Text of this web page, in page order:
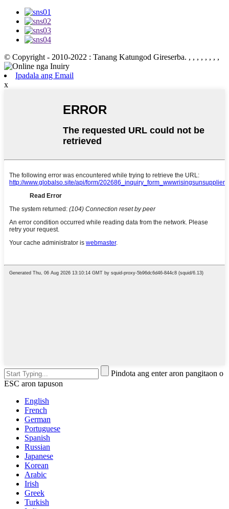
© Copyright - 2010-2022 : Tanang Katungod Gireserba. , , , , , , , ,
Ipadala ang Email
x
Pindota ang enter aron pangitaon o
ESC aron tapuson
English
French
German
Portuguese
Spanish
Russian
Japanese
Korean
Arabic
Irish
Greek
Turkish